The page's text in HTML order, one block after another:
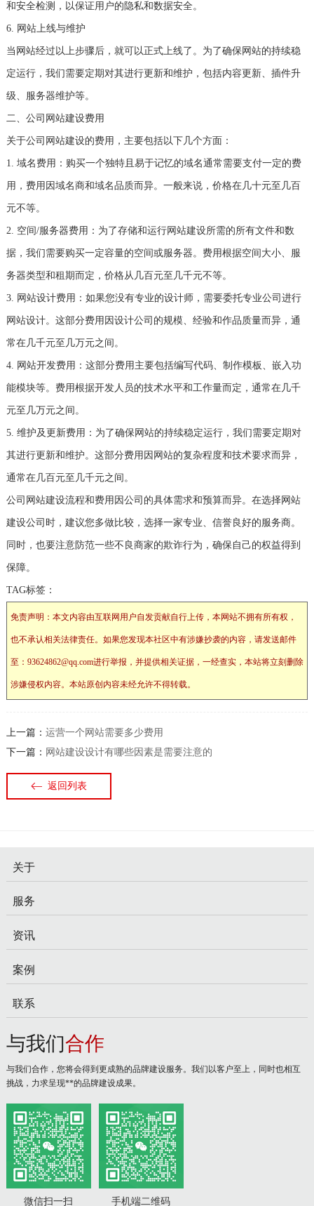
和安全检测，以保证用户的隐私和数据安全。
6. 网站上线与维护
当网站经过以上步骤后，就可以正式上线了。为了确保网站的持续稳
定运行，我们需要定期对其进行更新和维护，包括内容更新、插件升
级、服务器维护等。
二、公司网站建设费用
关于公司网站建设的费用，主要包括以下几个方面：
1. 域名费用：购买一个独特且易于记忆的域名通常需要支付一定的费
用，费用因域名商和域名品质而异。一般来说，价格在几十元至几百
元不等。
2. 空间/服务器费用：为了存储和运行网站建设所需的所有文件和数
据，我们需要购买一定容量的空间或服务器。费用根据空间大小、服
务器类型和租期而定，价格从几百元至几千元不等。
3. 网站设计费用：如果您没有专业的设计师，需要委托专业公司进行
网站设计。这部分费用因设计公司的规模、经验和作品质量而异，通
常在几千元至几万元之间。
4. 网站开发费用：这部分费用主要包括编写代码、制作模板、嵌入功
能模块等。费用根据开发人员的技术水平和工作量而定，通常在几千
元至几万元之间。
5. 维护及更新费用：为了确保网站的持续稳定运行，我们需要定期对
其进行更新和维护。这部分费用因网站的复杂程度和技术要求而异，
通常在几百元至几千元之间。
公司网站建设流程和费用因公司的具体需求和预算而异。在选择网站
建设公司时，建议您多做比较，选择一家专业、信誉良好的服务商。
同时，也要注意防范一些不良商家的欺诈行为，确保自己的权益得到
保障。
TAG标签：
免责声明：本文内容由互联网用户自发贡献自行上传，本网站不拥有所有权，
也不承认相关法律责任。如果您发现本社区中有涉嫌抄袭的内容，请发送邮件
至：93624862@qq.com进行举报，并提供相关证据，一经查实，本站将立刻删除
涉嫌侵权内容。本站原创内容未经允许不得转载。
上一篇： 运营一个网站需要多少费用
下一篇： 网站建设设计有哪些因素是需要注意的
返回列表
关于
服务
资讯
案例
联系
与我们合作
与我们合作，您将会得到更成熟的品牌建设服务。我们以客户至上，同时也相互
挑战，力求呈现**的品牌建设成果。
微信扫一扫 手机端二维码